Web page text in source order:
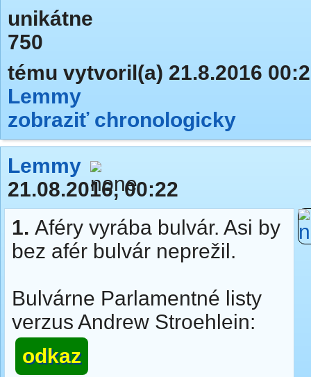
unikátne
750
tému vytvoril(a) 21.8.2016
Lemmy
zobraziť chronologicky
Lemmy
21.08.2016, 00:22
1. Aféry vyrába bulvár. Asi by
bez afér bulvár neprežil.
Bulvárne Parlamentné listy
verzus Andrew Stroehlein:
odkaz